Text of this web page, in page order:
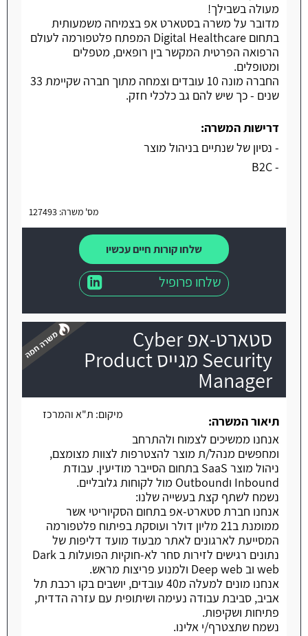
מעולה בשבילך!
מדובר על משרה בסטארט אפ בצמיחה משמעותית
בתחום Digital Healthcare המפתח פלטפורמה לעולם
הרפואה הפרטית המקשר בין רופאים, מטפלים
ומטופלים.
החברה מונה 10 עובדים וצמחה מתוך חברה שקיימת 33
שנים - כך שיש להם גב כלכלי חזק.
דרישות המשרה:
- נסיון של שנתיים בניהול מוצר
- B2C
מס' משרה: 127493
שלחו קורות חיים עכשיו
שלחו פרופיל
סטארט-אפ Cyber
Security מגייס Product
Manager
משרה חמה
מיקום: ת"א והמרכז
תיאור המשרה:
אנחנו ממשיכים לצמוח ולהתרחב
ומחפשים מנהל/ת מוצר להצטרפות לצוות מצומצם,
ניהול מוצר SaaS בתחום הסייבר מודיעין. עבודת
Inbound וOutbound מול לקוחות גלובליים.
נשמח לשתף קצת בעשייה שלנו:
אנחנו חברת סטארט-אפ בתחום הסקיוריטי אשר
ממומנת ב21 מליון דולר ועוסקת בפיתוח פלטפורמה
המסייעת לארגונים לאתר מבעוד מועד דליפות של
נתונים רגישים לזירות סחר לא-חוקיות הפועלות ב Dark
web וב Deep web ולמנוע פריצות מראש.
אנחנו מונים למעלה מ40 עובדים, יושבים בקו רכבת תל
אביב, סביבת עבודה נעימה ושיתופית עם עזרה הדדית,
פתיחות ושקיפות.
נשמח שתצטרף/י אלינו.